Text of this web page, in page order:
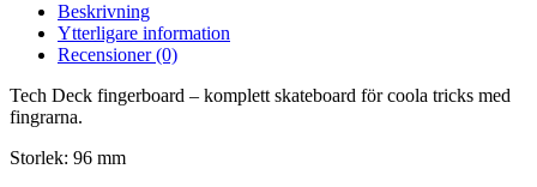
Beskrivning
Ytterligare information
Recensioner (0)
Tech Deck fingerboard – komplett skateboard för coola tricks med
fingrarna.
Storlek: 96 mm